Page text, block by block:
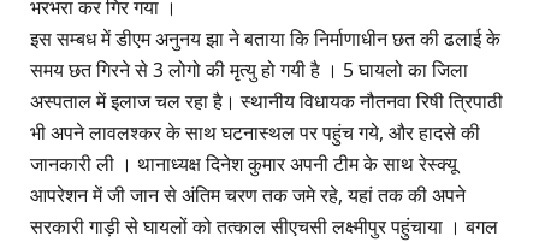
भरभरा कर गिर गया ।
इस सम्बध में डीएम अनुनय झा ने बताया कि निर्माणाधीन छत की ढलाई के
समय छत गिरने से 3 लोगो की मृत्यु हो गयी है । 5 घायलो का जिला
अस्पताल में इलाज चल रहा है। स्थानीय विधायक नौतनवा रिषी त्रिपाठी
भी अपने लावलश्कर के साथ घटनास्थल पर पहुंच गये, और हादसे की
जानकारी ली । थानाध्यक्ष दिनेश कुमार अपनी टीम के साथ रेस्क्यू
आपरेशन में जी जान से अंतिम चरण तक जमे रहे, यहां तक की अपने
सरकारी गाड़ी से घायलों को तत्काल सीएचसी लक्ष्मीपुर पहुंचाया । बगल